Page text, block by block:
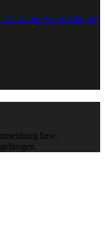
Team Der Azubi-Mangel
bzw.